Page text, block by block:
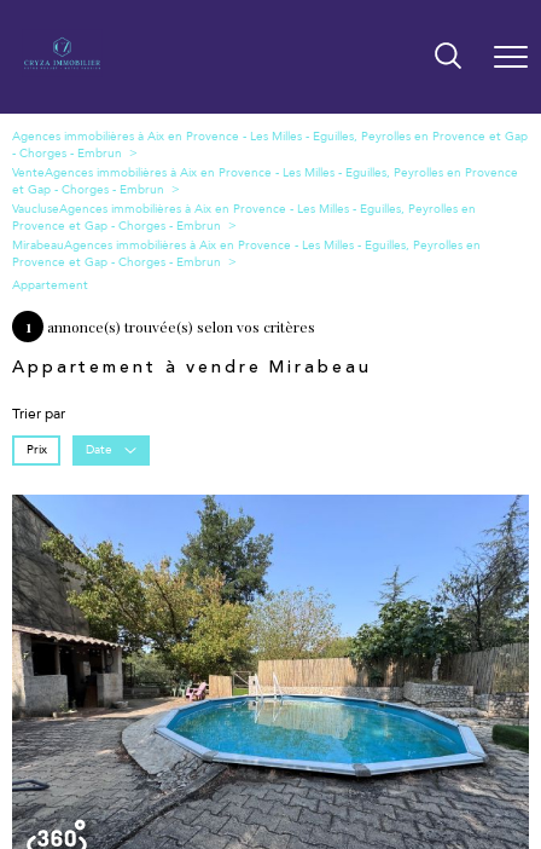
Vente
Vaucluse
Mirabeau
Appartement
1 annonce(s) trouvée(s) selon vos critères
Appartement à vendre Mirabeau
Trier par
Prix Date